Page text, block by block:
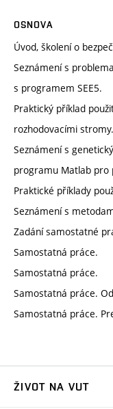
OSNOVA
Úvod, školení o
Seznámení s
s programem SEE5.
Praktický příklad
rozhodovacími stromy.
Seznámení s
programu Matlab pro
Praktické příklady
Seznámení s
Zadání samostatné
Samostatná práce.
Samostatná práce.
Samostatná práce.
Samostatná práce.
ŽIVOT NA VUT